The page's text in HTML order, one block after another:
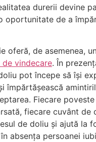
durerii devine
oportunitate de a
oferă, de asemenea,
de vindecare. În
pot începe să își
împărtășească
Fiecare poveste
fiecare cuvânt de
de doliu și ajută la
absența persoanei